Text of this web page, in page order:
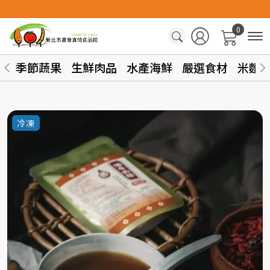
0
季節蔬果 生鮮肉品 水產海鮮 嚴選食材 米麵
冷凍